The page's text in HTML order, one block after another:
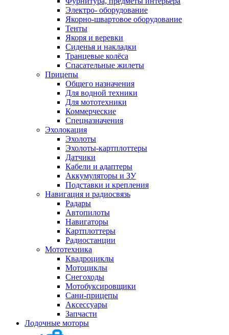
Электро- оборудование
Якорно-швартовое оборудование
Тенты
Якоря и веревки
Сиденья и накладки
Транцевые колёса
Спасательные жилеты
Прицепы
Общего назначения
Для водной техники
Для мототехники
Коммерческие
Спецназначения
Эхолокация
Эхолоты
Эхолоты-картплоттеры
Датчики
Кабели и адаптеры
Аккумуляторы и ЗУ
Подставки и крепления
Навигация и радиосвязь
Радары
Автопилоты
Навигаторы
Картплоттеры
Радиостанции
Мототехника
Квадроциклы
Мотоциклы
Снегоходы
Мотобуксировщики
Сани-прицепы
Аксессуары
Запчасти
Лодочные моторы